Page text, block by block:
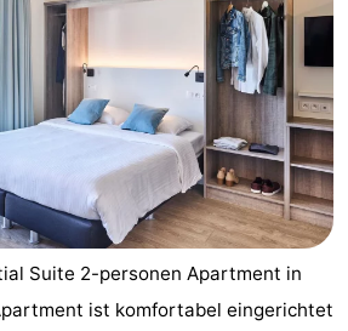
Suite 2-personen Apartment in
ist komfortabel eingerichtet